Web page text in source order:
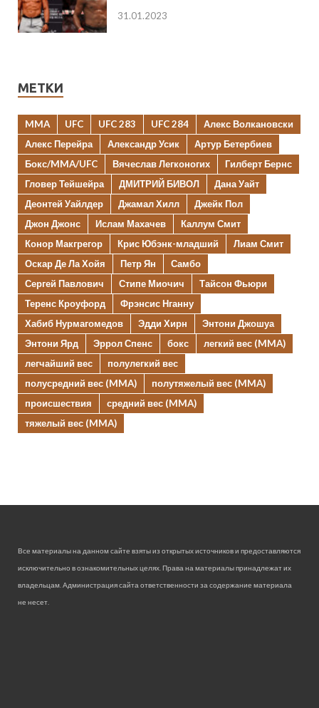
31.01.2023
МЕТКИ
MMA UFC UFC 283 UFC 284
Алекс Волкановски
Алекс Перейра
Александр Усик
Артур Бетербиев
Бокс/MMA/UFC
Вячеслав Легконогих
Гилберт Бернс
Гловер Тейшейра
ДМИТРИЙ БИВОЛ
Дана Уайт
Деонтей Уайлдер
Джамал Хилл
Джейк Пол
Джон Джонс
Ислам Махачев
Каллум Смит
Конор Макгрегор
Крис Юбэнк-младший
Лиам Смит
Оскар Де Ла Хойя
Петр Ян
Самбо
Сергей Павлович
Стипе Миочич
Тайсон Фьюри
Теренс Кроуфорд
Фрэнсис Нганну
Хабиб Нурмагомедов
Эдди Хирн
Энтони Джошуа
Энтони Ярд
Эррол Спенс бокс
легкий вес (MMA)
легчайший вес
полулегкий вес
полусредний вес (MMA)
полутяжелый вес (MMA)
происшествия
средний вес (MMA)
тяжелый вес (MMA)
Все материалы на данном сайте взяты из открытых источников и предоставляются
исключительно в ознакомительных целях. Права на материалы принадлежат их
владельцам. Администрация сайта ответственности за содержание материала
не несет.